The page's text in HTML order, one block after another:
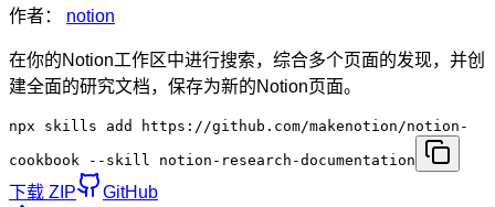
作者： notion
在你的Notion工作区中进行搜索，综合多个页面的发现，并创
建全面的研究文档，保存为新的Notion页面。
npx skills add https://github.com/makenotion/notion-
cookbook --skill notion-research-documentation
下载 ZIP
GitHub